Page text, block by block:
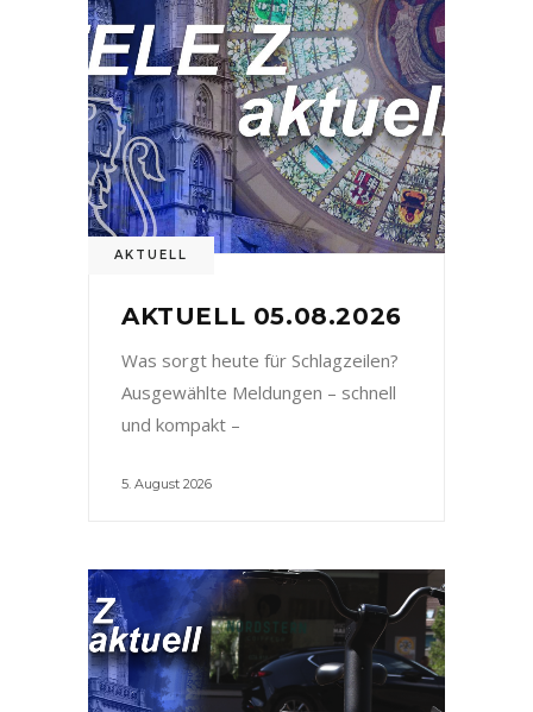
AKTUELL
AKTUELL 05.08.2026
Was sorgt heute für Schlagzeilen?
Ausgewählte Meldungen – schnell
und kompakt –
5. August 2026